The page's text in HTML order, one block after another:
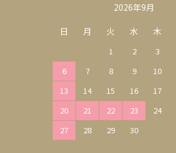
2026年9月
日
月 火 水 木
1 2 3
6
7 8 9 10
13
14 15 16 17
20
21 22 23 24
27
28 29 30